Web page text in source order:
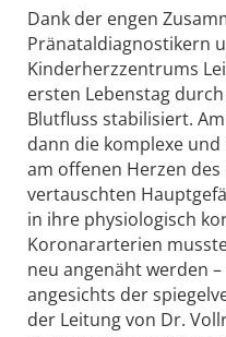
Dank der engen
Pränataldiagnostikern
Kinderherzzentrums
ersten Lebenstag
Blutfluss stabilisiert.
dann die komplexe
am offenen Herzen
vertauschten
in ihre physiologisch
Koronararterien
neu angenäht werden
angesichts der
der Leitung von Dr.